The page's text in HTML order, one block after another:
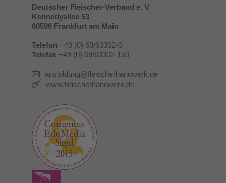
Deutscher Fleischer-Verband e. V.
Kennedyallee 53
60596 Frankfurt am Main
Telefon +49 (0) 69/63302-0
Telefax +49 (0) 69/63302-150
ausbildung@fleischerhandwerk.de
www.fleischerhandwerk.de